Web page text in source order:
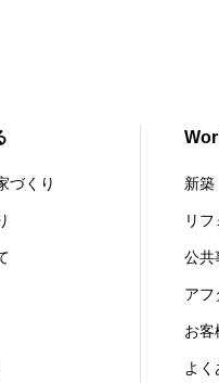
づくり 新築
リ
公共
アフ
お客
よく